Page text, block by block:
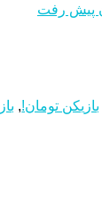
بازیکن تومان!,